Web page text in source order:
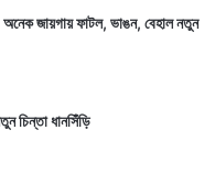
জায়গায় ফাটল, ভাঙন, বেহাল নতুন
চিন্তা ধানসিঁড়ি